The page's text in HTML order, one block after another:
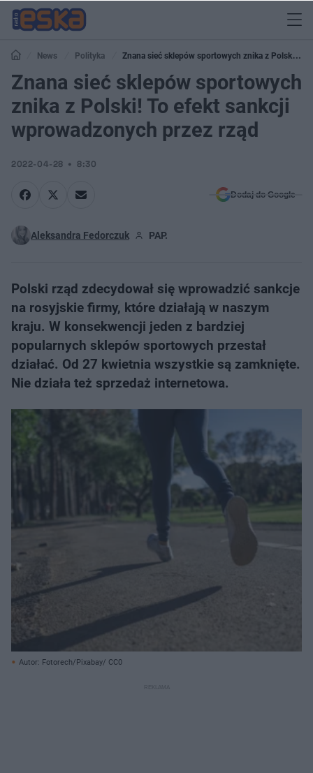
News Polityka
Znana sieć sklepów sportowych znika z Polski! To
efekt sankcji wprowadzonych przez rząd
Znana sieć sklepów sportowych
znika z Polski! To efekt sankcji
wprowadzonych przez rząd
2022-04-28 8:30
Dodaj do Google
Aleksandra Fedorczuk PAP.
Polski rząd zdecydował się wprowadzić sankcje
na rosyjskie firmy, które działają w naszym
kraju. W konsekwencji jeden z bardziej
popularnych sklepów sportowych przestał
działać. Od 27 kwietnia wszystkie są zamknięte.
Nie działa też sprzedaż internetowa.
Autor: Fotorech/Pixabay/ CC0